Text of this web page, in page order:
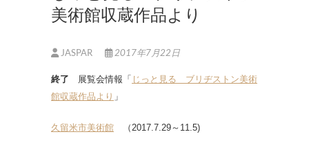
美術館収蔵作品より
JASPAR 2017年7月22日
終了 展覧会情報「 じっと見る ブリヂストン美術
館収蔵作品より 」
久留米市美術館 （2017.7.29～11.5)